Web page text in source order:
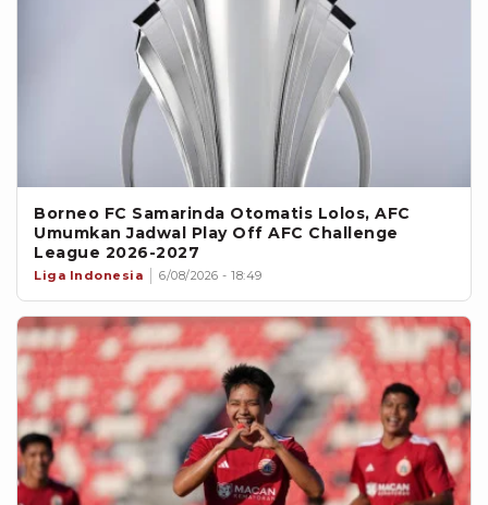
Borneo FC Samarinda Otomatis Lolos, AFC
Umumkan Jadwal Play Off AFC Challenge
League 2026-2027
Liga Indonesia 6/08/2026 - 18:49